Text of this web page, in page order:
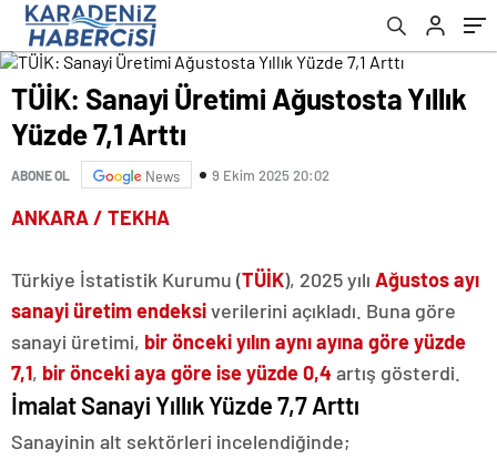
TÜİK: Sanayi Üretimi Ağustosta Yıllık
Yüzde 7,1 Arttı
ABONE OL News 9 Ekim 2025 20:02
ANKARA / TEKHA
Türkiye İstatistik Kurumu (TÜİK), 2025 yılı Ağustos ayı
sanayi üretim endeksiverilerini açıkladı. Buna göre
sanayi üretimi, bir önceki yılın aynı ayına göre yüzde
7,1, bir önceki aya göre ise yüzde 0,4 artış gösterdi.
İmalat Sanayi Yıllık Yüzde 7,7 Arttı
Sanayinin alt sektörleri incelendiğinde;